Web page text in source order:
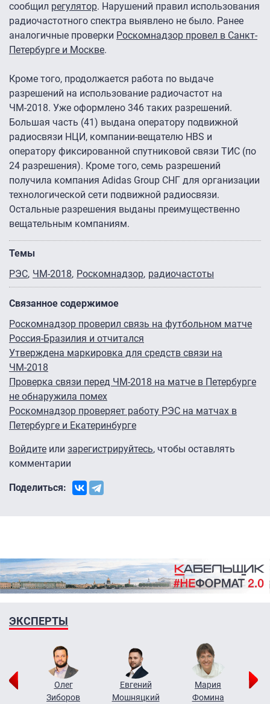
сообщил регулятор. Нарушений правил использования
радиочастотного спектра выявлено не было. Ранее
аналогичные проверки Роскомнадзор провел в Санкт-
Петербурге и Москве.
Кроме того, продолжается работа по выдаче
разрешений на использование радиочастот на
ЧМ-2018. Уже оформлено 346 таких разрешений.
Большая часть (41) выдана оператору подвижной
радиосвязи НЦИ, компании-вещателю HBS и
оператору фиксированной спутниковой связи ТИС (по
24 разрешения). Кроме того, семь разрешений
получила компания Adidas Group СНГ для организации
технологической сети подвижной радиосвязи.
Остальные разрешения выданы преимущественно
вещательным компаниям.
Темы
РЭС ЧМ-2018 Роскомнадзор радиочастоты
Связанное содержимое
Роскомнадзор проверил связь на футбольном матче
Россия-Бразилия и отчитался
Утверждена маркировка для средств связи на
ЧМ-2018
Проверка связи перед ЧМ-2018 на матче в Петербурге
не обнаружила помех
Роскомнадзор проверяет работу РЭС на матчах в
Петербурге и Екатеринбурге
Войдите или зарегистрируйтесь, чтобы оставлять
комментарии
Поделиться:
ЭКСПЕРТЫ
Олег
Зиборов
Евгений
Мошняцкий
Мария
Фомина